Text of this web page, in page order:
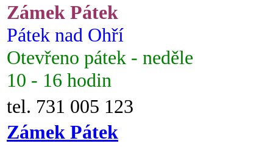
Zámek Pátek
Pátek nad Ohří
Otevřeno pátek - neděle
10 - 16 hodin
tel. 731 005 123
Zámek Pátek